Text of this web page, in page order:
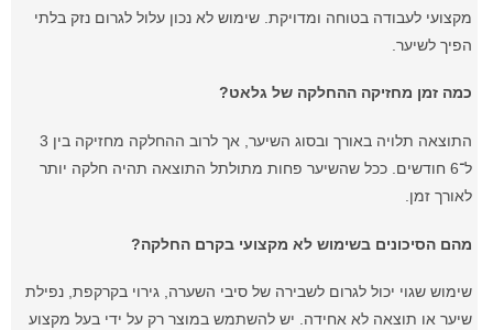
מקצועי לעבודה בטוחה ומדויקת. שימוש לא נכון עלול לגרום נזק בלתי
הפיך לשיער.
כמה זמן מחזיקה ההחלקה של גלאט?
התוצאה תלויה באורך ובסוג השיער, אך לרוב ההחלקה מחזיקה בין 3
ל־6 חודשים. ככל שהשיער פחות מתולתל התוצאה תהיה חלקה יותר
לאורך זמן.
מהם הסיכונים בשימוש לא מקצועי בקרם החלקה?
שימוש שגוי יכול לגרום לשבירה של סיבי השערה, גירוי בקרקפת, נפילת
שיער או תוצאה לא אחידה. יש להשתמש במוצר רק על ידי בעל מקצוע